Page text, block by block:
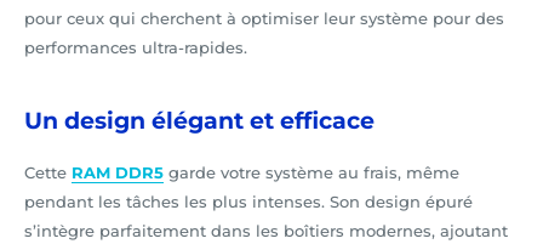
pour ceux qui cherchent à optimiser leur système pour des
performances ultra-rapides.
Un design élégant et efficace
Cette RAM DDR5 garde votre système au frais, même
pendant les tâches les plus intenses. Son design épuré
s’intègre parfaitement dans les boîtiers modernes, ajoutant